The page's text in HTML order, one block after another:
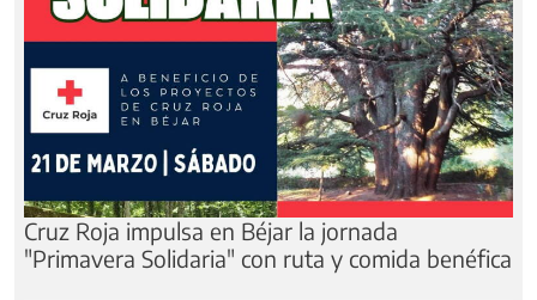
Cruz Roja impulsa en Béjar la jornada
"Primavera Solidaria" con ruta y comida benéfica